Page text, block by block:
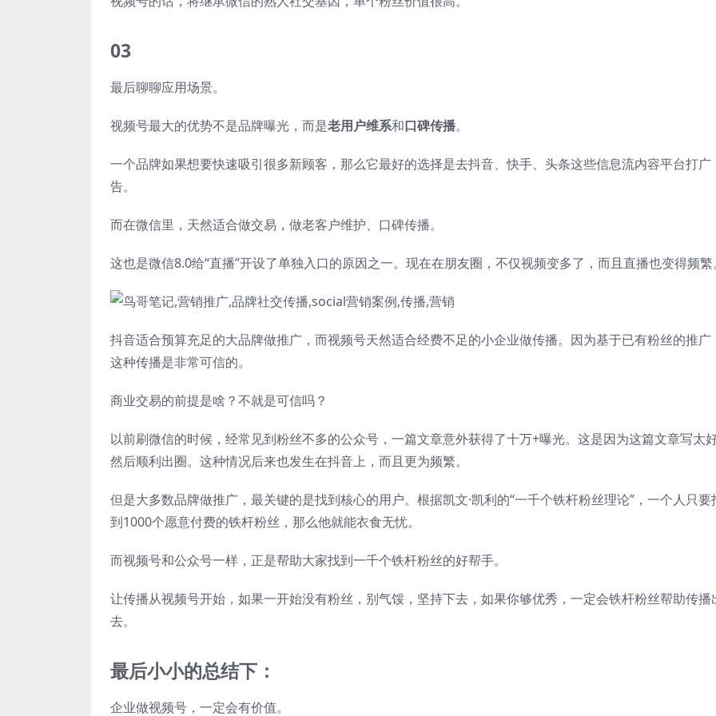
03
最后聊聊应用场景。
视频号最大的优势不是品牌曝光，而是老用户维系和口碑传播。
一个品牌如果想要快速吸引很多新顾客，那么它最好的选择是去抖音、快手、头条这些信息流内容平台打广
告。
而在微信里，天然适合做交易，做老客户维护、口碑传播。
这也是微信8.0给“直播”开设了单独入口的原因之一。现在在朋友圈，不仅视频变多了，而且直播也变得频繁
抖音适合预算充足的大品牌做推广，而视频号天然适合经费不足的小企业做传播。因为基于已有粉丝的推广
这种传播是非常可信的。
商业交易的前提是啥？不就是可信吗？
以前刷微信的时候，经常见到粉丝不多的公众号，一篇文章意外获得了十万+曝光。这是因为这篇文章写太
然后顺利出圈。这种情况后来也发生在抖音上，而且更为频繁。
但是大多数品牌做推广，最关键的是找到核心的用户。根据凯文·凯利的“一千个铁杆粉丝理论”，一个人只要
到1000个愿意付费的铁杆粉丝，那么他就能衣食无忧。
而视频号和公众号一样，正是帮助大家找到一千个铁杆粉丝的好帮手。
让传播从视频号开始，如果一开始没有粉丝，别气馁，坚持下去，如果你够优秀，一定会铁杆粉丝帮助传播
去。
最后小小的总结下：
企业做视频号，一定会有价值。